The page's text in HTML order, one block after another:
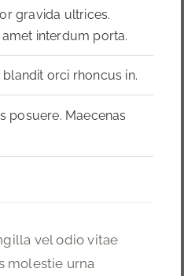
gravida ultrices.
interdum porta.
orci rhoncus in.
posuere. Maecenas
vel odio vitae
molestie urna